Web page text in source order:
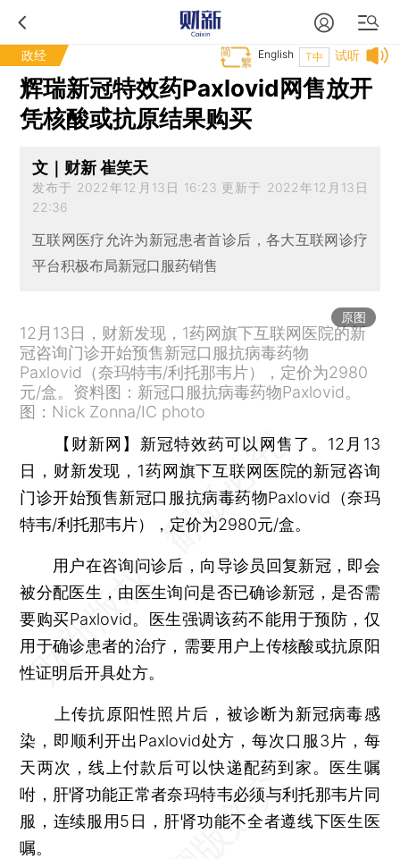
政经 试听
T中
English
辉瑞新冠特效药Paxlovid网售放开
凭核酸或抗原结果购买
文｜财新 崔笑天
发布于 2022年12月13日 16:23 更新于 2022年12月13日
22:36
互联网医疗允许为新冠患者首诊后，各大互联网诊疗
平台积极布局新冠口服药销售
原图
12月13日，财新发现，1药网旗下互联网医院的新
冠咨询门诊开始预售新冠口服抗病毒药物
Paxlovid（奈玛特韦/利托那韦片），定价为2980
元/盒。资料图：新冠口服抗病毒药物Paxlovid。
图：Nick Zonna/IC photo
【财新网】 新冠特效药可以网售了。12月13
日，财新发现，1药网旗下互联网医院的新冠咨询
门诊开始预售新冠口服抗病毒药物Paxlovid（奈玛
特韦/利托那韦片），定价为2980元/盒。
用户在咨询问诊后，向导诊员回复新冠，即会
被分配医生，由医生询问是否已确诊新冠，是否需
要购买Paxlovid。医生强调该药不能用于预防，仅
用于确诊患者的治疗，需要用户上传核酸或抗原阳
性证明后开具处方。
上传抗原阳性照片后，被诊断为新冠病毒感
染，即顺利开出Paxlovid处方，每次口服3片，每
天两次，线上付款后可以快递配药到家。医生嘱
咐，肝肾功能正常者奈玛特韦必须与利托那韦片同
服，连续服用5日，肝肾功能不全者遵线下医生医
嘱。